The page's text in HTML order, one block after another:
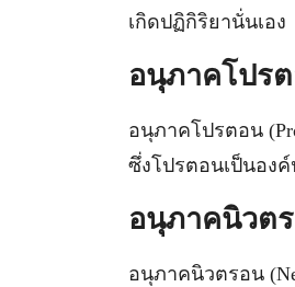
เกิดปฏิกิริยานั่นเอง
อนุภาคโปร
อนุภาคโปรตอน
ซึ่งโปรตอนเป็นอง
อนุภาคนิวต
อนุภาคนิวตรอน